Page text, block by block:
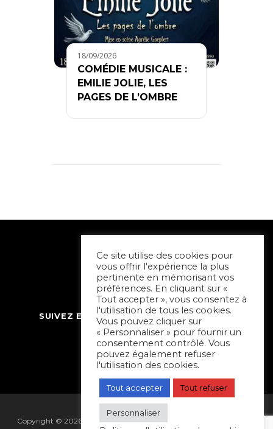
18/09/2026
COMÉDIE MUSICALE :
EMILIE JOLIE, LES
PAGES DE L’OMBRE
SUIVEZ ET CONTACTEZ SORTIR À NIORT
Copyright © 2026 Sortir à Niort | réalisé par
Ce site utilise des cookies pour
vous offrir l'expérience la plus
pertinente en mémorisant vos
préférences. En cliquant sur «
Tout accepter », vous consentez à
l'utilisation de tous les cookies.
Vous pouvez cliquer sur
« Personnaliser » pour fournir un
consentement contrôlé. Vous
pouvez également refuser
l'utilisation des cookies.
Tout accepter Tout refuser
Personnaliser